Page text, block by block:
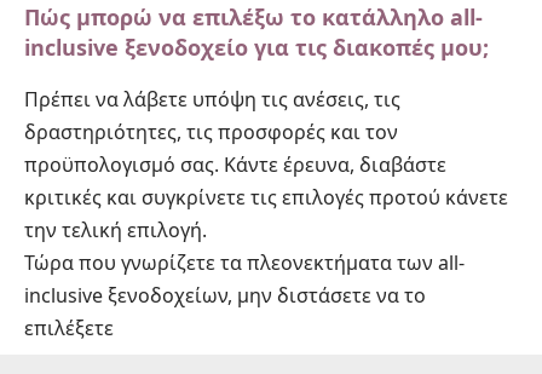
Πώς μπορώ να επιλέξω το κατάλληλο all-
inclusive ξενοδοχείο για τις διακοπές μου;
Πρέπει να λάβετε υπόψη τις ανέσεις, τις
δραστηριότητες, τις προσφορές και τον
προϋπολογισμό σας. Κάντε έρευνα, διαβάστε
κριτικές και συγκρίνετε τις επιλογές προτού κάνετε
την τελική επιλογή.
Τώρα που γνωρίζετε τα πλεονεκτήματα των all-
inclusive ξενοδοχείων, μην διστάσετε να το
επιλέξετε